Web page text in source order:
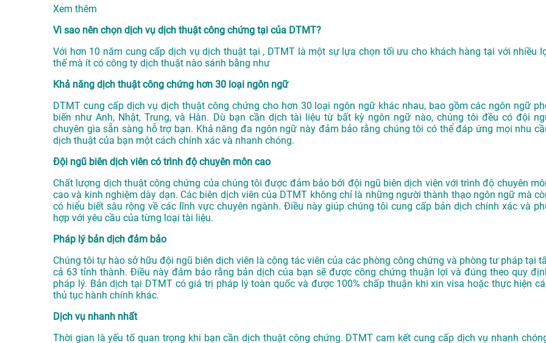
Xem thêm
Vì sao nên chọn dịch vụ dịch thuật công chứng tại của DTMT?
Với hơn 10 năm cung cấp dịch vụdịch thuật tại , DTMT là một sự lựa chọn tối ưu cho khách hàng tại với nhiều
thế mà ít có công ty dịch thuật nào sánh bằng như
Khả năng dịch thuật công chứng hơn 30 loại ngôn ngữ
DTMT cung cấp dịch vụ dịch thuật công chứng cho hơn 30 loại ngôn ngữ khác nhau, bao gồm các ngôn ngữ
biến như Anh, Nhật, Trung, và Hàn. Dù bạn cần dịch tài liệu từ bất kỳ ngôn ngữ nào, chúng tôi đều có đội
chuyên gia sẵn sàng hỗ trợ bạn. Khả năng đa ngôn ngữ này đảm bảo rằng chúng tôi có thể đáp ứng mọi nhu
dịch thuật của bạn một cách chính xác và nhanh chóng.
Đội ngũ biên dịch viên có trình độ chuyên môn cao
Chất lượng dịch thuật công chứng của chúng tôi được đảm bảo bởi đội ngũ biên dịch viên với trình độ chuyên
cao và kinh nghiệm dày dạn. Các biên dịch viên của DTMT không chỉ là những người thành thạo ngôn ngữ mà
có hiểu biết sâu rộng về các lĩnh vực chuyên ngành. Điều này giúp chúng tôi cung cấp bản dịch chính xác và
hợp với yêu cầu của từng loại tài liệu.
Pháp lý bản dịch đảm bảo
Chúng tôi tự hào sở hữu đội ngũ biên dịch viên là cộng tác viên của các phòng công chứng và phòng tư pháp tại
cả 63 tỉnh thành. Điều này đảm bảo rằng bản dịch của bạn sẽ được công chứng thuận lợi và đúng theo quy
pháp lý. Bản dịch tại DTMT có giá trị pháp lý toàn quốc và được 100% chấp thuận khi xin visa hoặc thực hiện
thủ tục hành chính khác.
Dịch vụ nhanh nhất
Thời gian là yếu tố quan trọng khi bạn cần dịch thuật công chứng. DTMT cam kết cung cấp dịch vụ nhanh